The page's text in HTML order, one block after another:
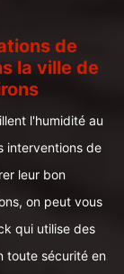
de
la ville de
l'humidité au
interventions de
leur bon
on peut vous
qui utilise des
toute sécurité en